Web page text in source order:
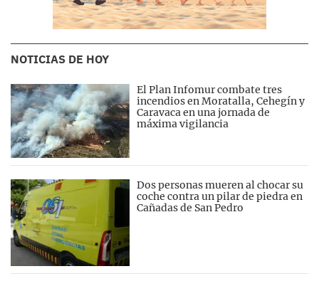
NOTICIAS DE HOY
El Plan Infomur combate tres
incendios en Moratalla, Cehegín y
Caravaca en una jornada de
máxima vigilancia
Dos personas mueren al chocar su
coche contra un pilar de piedra en
Cañadas de San Pedro